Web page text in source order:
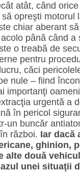
atât, când
opreşti motorul
chiar aberant
până când
o treabă de
pentru
căci
nule – fiind
importanţi
urgentă a
în pericol
un buncăr
război. Iar dacă
ghinion,
alte două
unei situaţii